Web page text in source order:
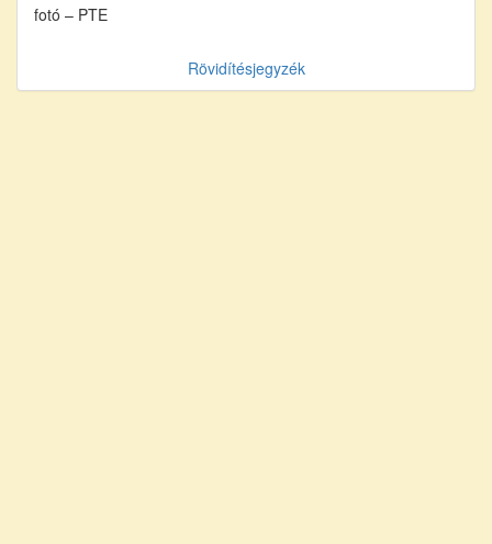
fotó – PTE
Rövidítésjegyzék